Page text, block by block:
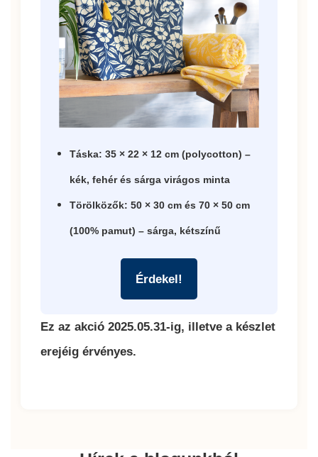
Táska: 35 × 22 × 12 cm (polycotton) –
kék, fehér és sárga virágos minta
Törölközők: 50 × 30 cm és 70 × 50 cm
(100% pamut) – sárga, kétszínű
Érdekel!
Ez az akció 2025.05.31-ig, illetve a készlet
erejéig érvényes.